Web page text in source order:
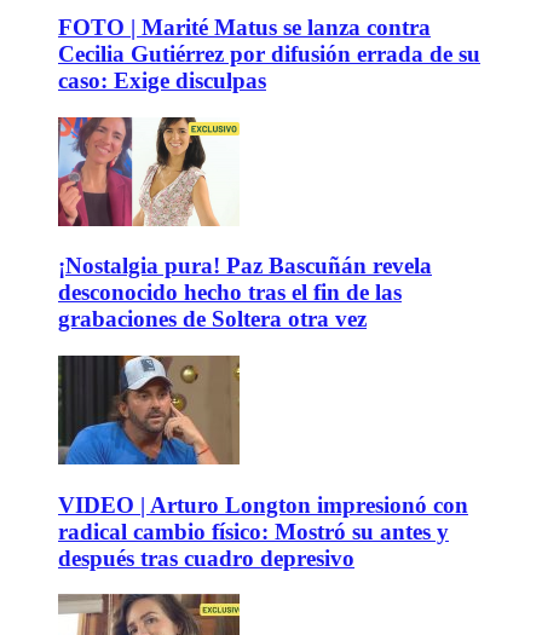
FOTO | Marité Matus se lanza contra
Cecilia Gutiérrez por difusión errada de su
caso: Exige disculpas
¡Nostalgia pura! Paz Bascuñán revela
desconocido hecho tras el fin de las
grabaciones de Soltera otra vez
VIDEO | Arturo Longton impresionó con
radical cambio físico: Mostró su antes y
después tras cuadro depresivo